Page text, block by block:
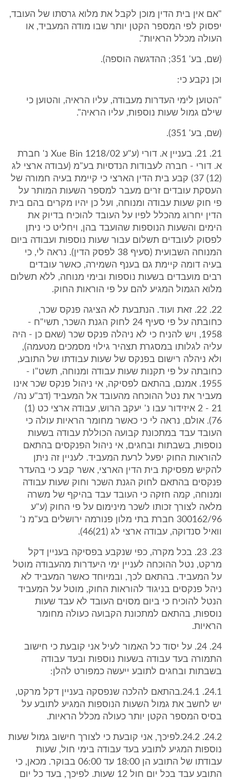
"אם אין בית הדין מוכן לקבל את מלוא גרסתו של העובד,
יפסוק לפי המספר הקטן יותר שבו מודה המעביד, או
העולה מכלל הראיות".
(שם, בע' 351; ההדגשה הוספה).
וכן נקבע כי:
"הטוען לימי העדרות מעבודה, עליו הראיה, והטוען כי
שילם גמול שעות נוספות, עליו הראיה".
(שם, בע' 351).
21. 21. בעניין א. דורי (ע"ע 1218/02 Xue Bin נ' חברת
א. דורי - חברה לעבודות הנדסיות בע"מ (עבודה ארצי לג
(12) 37) קבע בית הדין הארצי כי קיימת בעיה חמורה של
העסקת עובדים זרים מעבר למספר השעות המותר על
פי חוק שעות עבודה ומנוחה, ועל כן יהיו מקרים בהם בית
הדין יחרוג מהכלל לפיו על העובד להוכיח בדיוק את
הימים והשעות הנוספות שהועבד בהן, ויחליט כי ניתן
לפסוק לעובדים תשלום עבור שעות נוספות ועבודה ביום
המנוחה השבועית (סעיף 38 לפסק הדין). נראה לי, כי
בעיה דומה קיימת גם בענף השמירה, כאשר עובדים
רבים מועבדים בשעות נוספות ובימי מנוחה, ללא תשלום
מלוא הגמול המגיע להם על פי הוראות החוק.
22. 22. זאת ועוד. הנתבעת לא הציגה פנקס שכר,
כחובתה על פי סעיף 24 לחוק הגנת השכר, תשי"ח -
1958, ויש להניח כי לא ניהלה פנקס שכר (שאם כן - היה
עליה לגלותו במסגרת תצהיר גילוי מסמכים מטעמה),
ולא ניהלה רישום בפנקס של שעות עבודתו של התובע,
כחובתה על פי תקנות שעות עבודה ומנוחה, תשט"ו -
1955. אמנם, בהתאם לפסיקה, אי ניהול פנקס שכר אינו
מעביר את נטל ההוכחה מהעובד אל המעביד (דב"ע נה/
21 - 2 איזידור עבו נ' יעקב הרוש, עבודה ארצי כט (1)
76). אולם, נראה לי כי כאשר מחומר הראיות עולה כי
העובד עבד במתכונת קבועה הכוללת עבודה בשעות
נוספות, בשבתות ובחגים, אי ניהול הפנקסים בהתאם
להוראות החוק יפעל לרעת המעביד. לעניין זה ניתן
להקיש מפסיקת בית הדין הארצי, אשר קבע כי בהעדר
פנקסים בהתאם לחוק הגנת השכר וחוק שעות עבודה
ומנוחה, קמה חזקה כי העובד עבד בהיקף של משרה
מלאה לצורך זכותו לשכר מינימום על פי החוק (ע"ע
300162/96 חברת בתי מלון פנורמה ירושלים בע"מ נ'
וואיל סנדוקה, עבודה ארצי לג (21)46).
23. 23. בכל מקרה, כפי שנקבע בפסיקה בעניין דקל
מרקט, נטל ההוכחה לעניין ימי היעדרות מהעבודה מוטל
על המעביד. בהתאם לכך, ובמיוחד כאשר המעביד לא
ניהל פנקסים בניגוד להוראות החוק, מוטל על המעביד
הנטל להוכיח כי ביום מסוים העובד לא עבד שעות
נוספות, בהתאם למתכונת הקבועה כעולה מחומר
הראיות.
24. 24. על יסוד כל האמור לעיל אני קובעת כי חישוב
התמורה בעד עבודה בשעות נוספות ובעד עבודה
בשבתות ובחגים לתובע ייעשה כמפורט להלן:
24.1. 24.1.בהתאם להלכה שנפסקה בעניין דקל מרקט,
יש לחשב את גמול השעות הנוספות המגיע לתובע על
בסיס המספר הקטן יותר כעולה מכלל הראיות.
24.2. 24.2.לפיכך, אני קובעת כי לצורך חישוב גמול שעות
נוספות המגיע לתובע בעד עבודה בימי חול, שעות
עבודתו של התובע הן 18:00 עד 06:00 בבוקר. מכאן, כי
התובע עבד בכל יום חול 12 שעות. לפיכך, בעד כל יום